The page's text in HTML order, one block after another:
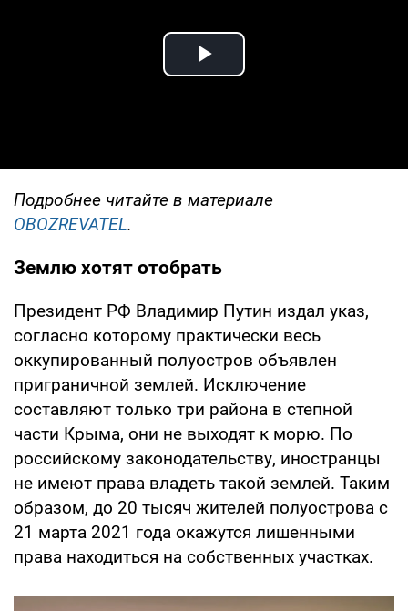
Play Video
Подробнее читайте в материале
OBOZREVATEL.
Землю хотят отобрать
Президент РФ Владимир Путин издал указ,
согласно которому практически весь
оккупированный полуостров объявлен
приграничной землей. Исключение
составляют только три района в степной
части Крыма, они не выходят к морю. По
российскому законодательству, иностранцы
не имеют права владеть такой землей. Таким
образом, до 20 тысяч жителей полуострова с
21 марта 2021 года окажутся лишенными
права находиться на собственных участках.